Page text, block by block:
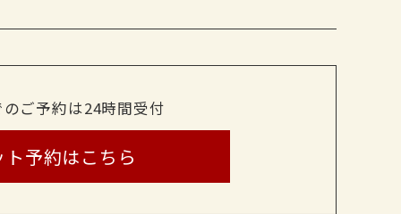
ご予約は24時間受付
ト予約はこちら